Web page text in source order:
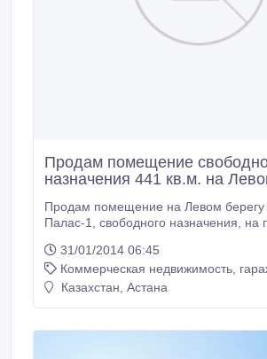
Продам помещение
назначения 441 кв.м. на
Продам помещение на Левом
Палас-1, свободного назначения, на первом этаже,
ул. Алма-аты, большая парковка, входная группа
выходит на Туркестан, но
31/01/2014 06:45
Коммерческая недвижимость,
Казахстан, Астана